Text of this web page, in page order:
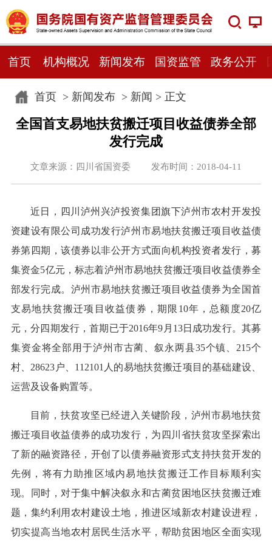
首页 机构概况 新闻发布 国资监管 政务公开
首页> 新闻发布> 新闻 > 正文
全国首支易地扶贫搬迁项目收益债券全部
发行完成
文章来源：四川省国资委 发布时间：2018-04-11
近日，四川泸州兴泸投资集团旗下泸州市农村开发投
资建设有限公司成功发行泸州市易地扶贫搬迁项目收益债
券第四期，该债券以非公开方式面向机构投资者发行，募
集资金5亿元，标志着泸州市易地扶贫搬迁项目收益债券全
部发行完成。泸州市易地扶贫搬迁项目收益债券为全国首
支易地扶贫搬迁项目收益债券，期限10年，总额度20亿
元，分四期发行，首期已于2016年9月13日成功发行。其募
集资金将全部用于泸州市古蔺、叙永两县35个镇、215个
村、28623户、112101人的易地扶贫搬迁项目的基础建设、
运营及设备购置等。
目前，扶贫攻坚已经进入关键阶段，泸州市易地扶贫
搬迁项目收益债券的成功发行，为四川省扶贫攻坚探索出
了新的融资路径，开创了以债券融资形式支持扶贫开发的
先例，将有力助推区域内易地扶贫搬迁工作目标顺利实
现。同时，对于集中解决叙永和古蔺贫困地区扶贫搬迁难
题，集约利用农村建设土地，推进区域新农村建设进程，
切实提高当地农村居民生活水平，帮助贫困地区全面实现